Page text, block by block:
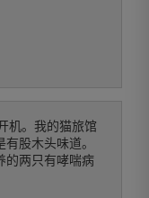
机。我的猫旅馆
股木头味道。
的两只有哮喘病